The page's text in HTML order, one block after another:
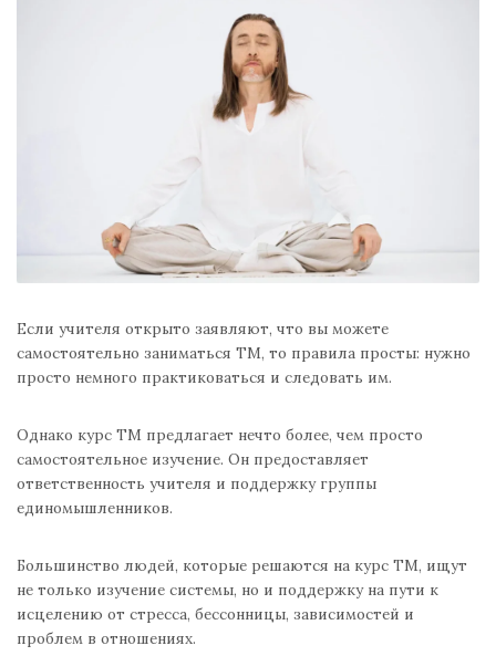
Если учителя открыто заявляют, что вы можете
самостоятельно заниматься ТМ, то правила просты: нужно
просто немного практиковаться и следовать им.
Однако курс ТМ предлагает нечто более, чем просто
самостоятельное изучение. Он предоставляет
ответственность учителя и поддержку группы
единомышленников.
Большинство людей, которые решаются на курс ТМ, ищут
не только изучение системы, но и поддержку на пути к
исцелению от стресса, бессонницы, зависимостей и
проблем в отношениях.